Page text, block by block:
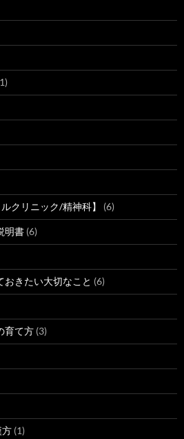
クリニック/精神科】 (6)
明書 (6)
きたい大切なこと (6)
育て方 (3)
方 (1)